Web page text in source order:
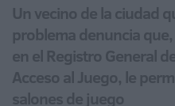
Un vecino de la ciudad
problema denuncia
en el Registro General
Acceso al Juego, le
salones de juego